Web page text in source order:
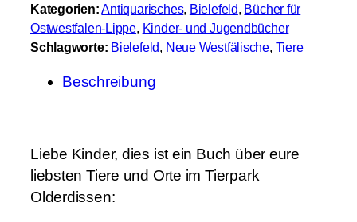
Kategorien:Antiquarisches, Bielefeld, Bücher für
Ostwestfalen-Lippe, Kinder- und Jugendbücher
Schlagworte: Bielefeld, Neue Westfälische, Tiere
Beschreibung
Liebe Kinder, dies ist ein Buch über eure
liebsten Tiere und Orte im Tierpark
Olderdissen: